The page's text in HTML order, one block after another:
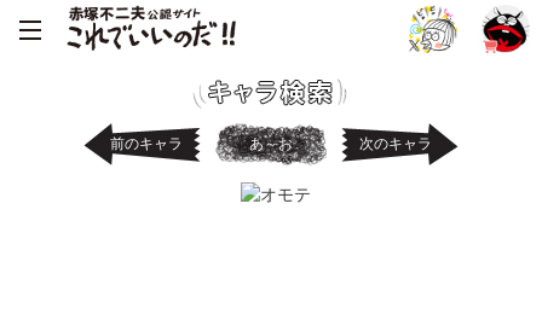
前のキャラ あ～お 次のキャラ